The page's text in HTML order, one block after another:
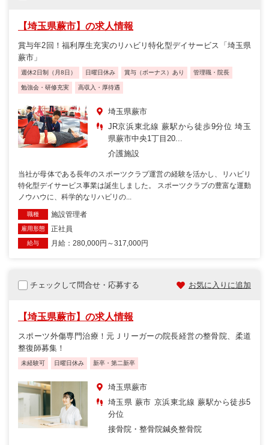
【埼玉県蕨市】の求人情報
賞与年2回！福利厚生充実のリハビリ特化型デイサービス「埼玉県
蕨市」
週休2日制（月8日） 日曜日休み 賞与（ボーナス）あり 管理職・院長
勉強会・研修充実 高収入・厚待遇
埼玉県蕨市
JR京浜東北線 蕨駅から徒歩9分位 埼玉
県蕨市中央1丁目20...
介護施設
当社が母体である長年のスポーツクラブ運営の経験を活かし、リハビリ
特化型デイサービス事業は誕生しました。 スポーツクラブの豊富な運動
ノウハウに、科学的なリハビリの...
職種 施設管理者
雇用形態 正社員
給与 月給：280,000円～317,000円
チェックして問合せ・応募する お気に入りに追加
【埼玉県蕨市】の求人情報
スポーツ外傷専門治療！元Ｊリーガーの院長経営の整骨院、柔道
整復師募集！
未経験可 日曜日休み 新卒・第二新卒
埼玉県蕨市
埼玉県 蕨市 京浜東北線 蕨駅から徒歩5
分位
接骨院・整骨院鍼灸整骨院